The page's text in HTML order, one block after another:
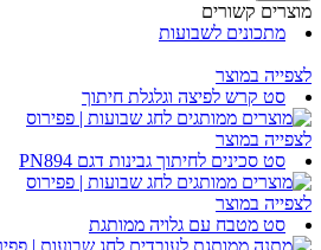
מוצרים קשורים
מתכונים לשבועות
לצפייה במוצר
סט קרש לפיצה וגלגלת חיתוך
לצפייה במוצר
סט סכינים לחיתוך גבינות דגם PN894
לצפייה במוצר
סט מטבח עם גלויה ממותגת